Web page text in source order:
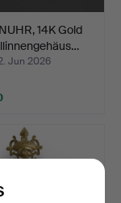
14K Gold
Jun 2026